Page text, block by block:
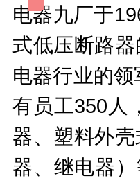
电器九厂于
式低压断路
电器行业的
有员工350人
器、塑料外
器、继电器